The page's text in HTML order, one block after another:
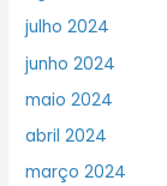
julho 2024
junho 2024
maio 2024
abril 2024
março 2024